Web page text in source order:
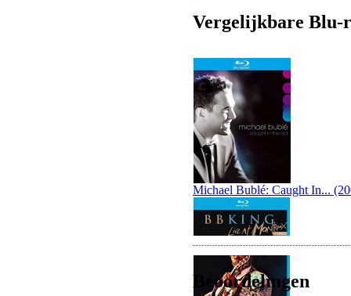
Vergelijkbare Blu-
Michael Bublé: Caught In...
Beoordelingen